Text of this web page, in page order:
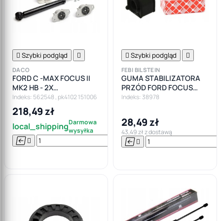
 Szybki podgląd 
DACO
FORD C -MAX FOCUS II
MK2 HB - 2X
AMORTYZATORY TYŁ
OSŁONY ODBOJE
PODUSZKI
Indeks: 562548 , pk4102 151006
218,49 zł
local_shippingDarmowa
wysyłka
  

 Szybki podgląd 
FEBI BILSTEIN
GUMA STABILIZATORA
PRZÓD FORD FOCUS
MK2, C-MAX 19MM
Indeks: 38978
28,49 zł
43,49 zł z dostawą
 